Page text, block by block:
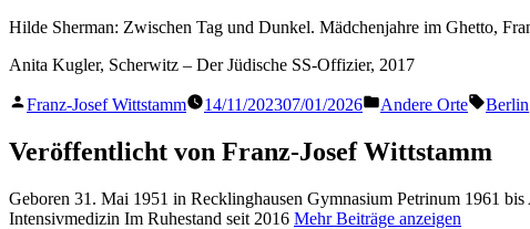
Hilde Sherman: Zwischen Tag und Dunkel. Mädchenjahre im Ghetto,
Anita Kugler, Scherwitz – Der Jüdische SS-Offizier, 2017
Veröffentlicht
Franz-Josef Wittstamm 14/11/202307/01/2026
Veröffentlicht
Andere Orte Berlin
Veröffentlicht von Franz-Josef Wittstamm
Geboren 31. Mai 1951 in Recklinghausen Gymnasium Petrinum 1961
Intensivmedizin Im Ruhestand seit 2016 Mehr Beiträge anzeigen